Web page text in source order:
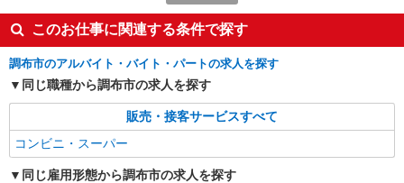
ライフキテラタウン調布店（店舗コード628）
レジ
時給1,235円 日曜・祝日は 時給1,335円
ライフキテラタウン調布店 東京都調布市菊野
台1-33-3
キープ 詳細を見る
アルバイト
このお仕事に関連する条件で探す
調布市のアルバイト・バイト・パートの求人を探す
同じ職種から調布市の求人を探す
販売・接客サービスすべて
コンビニ・スーパー
同じ雇用形態から調布市の求人を探す